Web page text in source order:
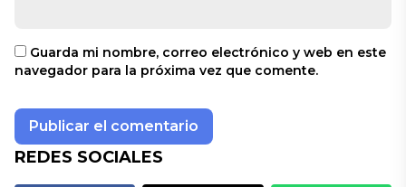
Guarda mi nombre, correo electrónico y web en este
navegador para la próxima vez que comente.
REDES SOCIALES